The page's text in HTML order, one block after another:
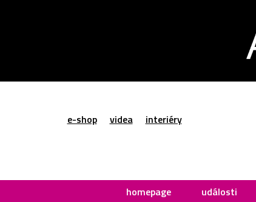
e-shop videa interiéry
homepage události